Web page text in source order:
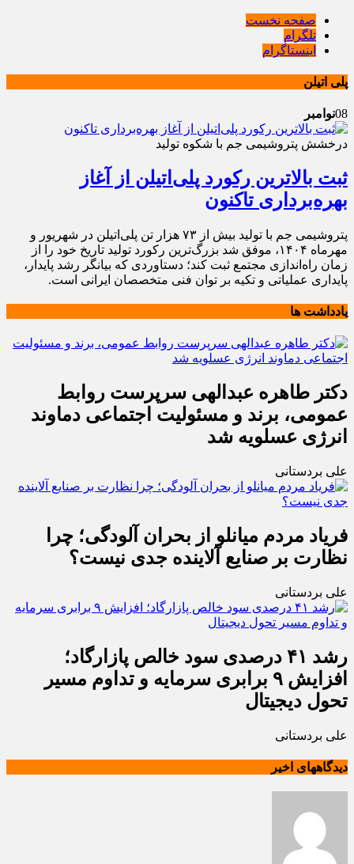
صفحه نخست
تلگرام
اینستاگرام
پلی اتیلن
08نوامبر
درخشش پتروشیمی جم با شکوه تولید
ثبت بالاترین رکورد پلی‌اتیلن از آغاز
بهره‌برداری تاکنون
پتروشیمی جم با تولید بیش از ۷۳ هزار تن پلی‌اتیلن در شهریور و
مهرماه ۱۴۰۴، موفق شد بزرگ‌ترین رکورد تولید تاریخ خود را از
زمان راه‌اندازی مجتمع ثبت کند؛ دستاوردی که بیانگر رشد پایدار،
پایداری عملیاتی و تکیه بر توان فنی متخصصان ایرانی است.
یادداشت ها
دکتر طاهره عبدالهی سرپرست روابط
عمومی، برند و مسئولیت اجتماعی دماوند
انرژی عسلویه شد
علی بردستانی
فریاد مردم میانلو از بحران آلودگی؛ چرا
نظارت بر صنایع آلاینده جدی نیست؟
علی بردستانی
رشد ۴۱ درصدی سود خالص پازارگاد؛
افزایش ۹ برابری سرمایه و تداوم مسیر
تحول دیجیتال
علی بردستانی
دیدگاههای اخیر